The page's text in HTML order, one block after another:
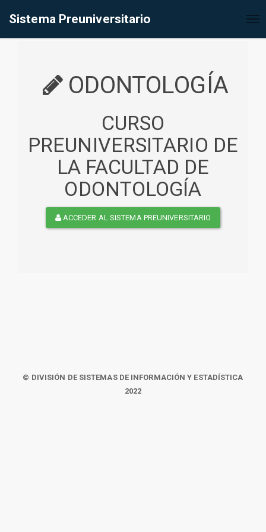
Sistema Preuniversitario
ODONTOLOGÍA
CURSO
PREUNIVERSITARIO DE
LA FACULTAD DE
ODONTOLOGÍA
ACCEDER AL SISTEMA PREUNIVERSITARIO
© DIVISIÓN DE SISTEMAS DE INFORMACIÓN Y ESTADÍSTICA
2022